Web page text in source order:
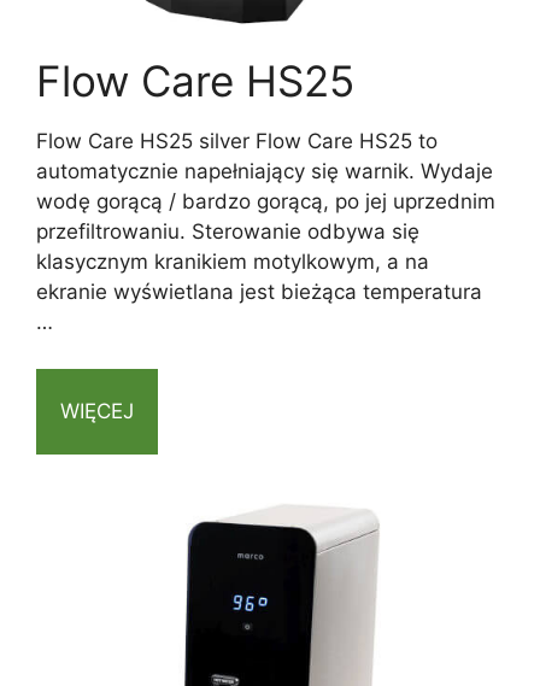
Flow Care HS25
Flow Care HS25 silver Flow Care HS25 to
automatycznie napełniający się warnik. Wydaje
wodę gorącą / bardzo gorącą, po jej uprzednim
przefiltrowaniu. Sterowanie odbywa się
klasycznym kranikiem motylkowym, a na
ekranie wyświetlana jest bieżąca temperatura
…
WIĘCEJ